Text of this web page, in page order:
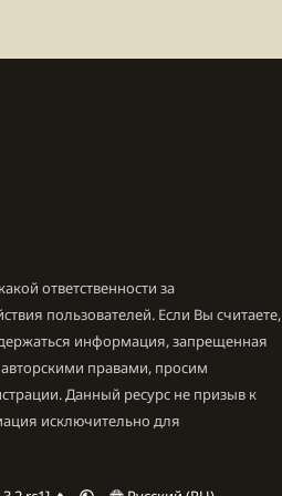
ответственности за
пользователей. Если Вы считаете,
информация, запрещенная
правами, просим
Данный ресурс не призыв к
исключительно для